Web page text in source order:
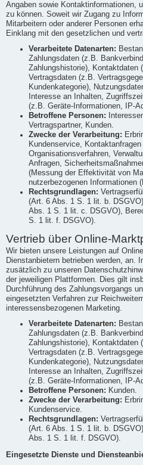
Angaben sowie Kontaktinformationen,
zu können. Soweit wir Zugang zu
Mitarbeitern oder anderer Personen
Einklang mit den gesetzlichen und
Verarbeitete Datenarten:
Zahlungsdaten (z.B.
Zahlungshistorie), Kontaktdaten
Vertragsdaten (z.B.
Kundenkategorie),
Interesse an Inhalten,
(z.B. Geräte-Informationen, IP-
Betroffene Personen:
Vertragspartner, Kunden.
Zwecke der Verarbeitung:
Kundenservice,
Organisationsverfahren,
Anfragen,
(Messung der Effektivität von
nutzerbezogenen Informationen
Rechtsgrundlagen:
(Art. 6 Abs. 1 S. 1 lit. b.
Abs. 1 S. 1 lit. c. DSGVO),
S. 1 lit. f. DSGVO).
Vertrieb über Online-
Wir bieten unsere Leistungen auf
Dienstanbietern betrieben werden, an.
zusätzlich zu unseren
der jeweiligen Plattformen. Dies gilt
Durchführung des Zahlungsvorgangs
eingesetzten Verfahren zur
interessensbezogenen Marketing.
Verarbeitete Datenarten:
Zahlungsdaten (z.B.
Zahlungshistorie), Kontaktdaten
Vertragsdaten (z.B.
Kundenkategorie),
Interesse an Inhalten,
(z.B. Geräte-Informationen, IP-
Betroffene Personen: Kunden.
Zwecke der Verarbeitung:
Kundenservice.
Rechtsgrundlagen:
(Art. 6 Abs. 1 S. 1 lit. b.
Abs. 1 S. 1 lit. f. DSGVO).
Eingesetzte Dienste und